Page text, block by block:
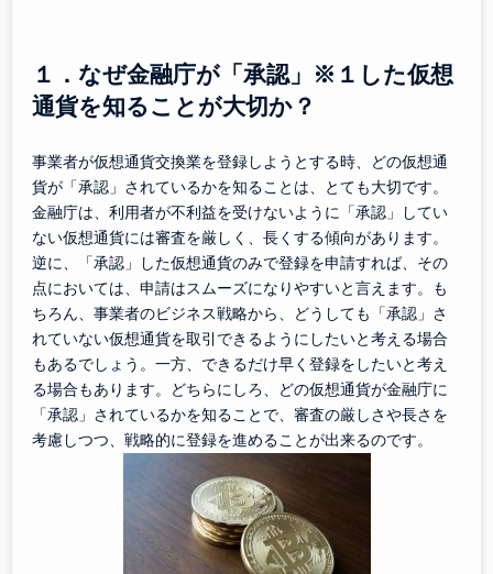
１．なぜ金融庁が「承認」※１した仮想
通貨を知ることが大切か？
事業者が仮想通貨交換業を登録しようとする時、どの仮想通
貨が「承認」されているかを知ることは、とても大切です。
金融庁は、利用者が不利益を受けないように「承認」してい
ない仮想通貨には審査を厳しく、長くする傾向があります。
逆に、「承認」した仮想通貨のみで登録を申請すれば、その
点においては、申請はスムーズになりやすいと言えます。も
ちろん、事業者のビジネス戦略から、どうしても「承認」さ
れていない仮想通貨を取引できるようにしたいと考える場合
もあるでしょう。一方、できるだけ早く登録をしたいと考え
る場合もあります。どちらにしろ、どの仮想通貨が金融庁に
「承認」されているかを知ることで、審査の厳しさや長さを
考慮しつつ、戦略的に登録を進めることが出来るのです。